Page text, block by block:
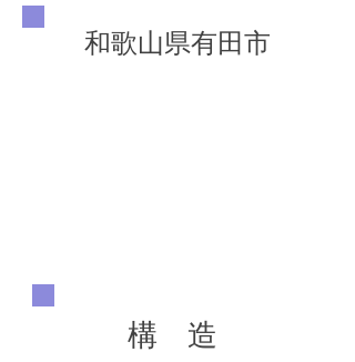
和歌山県有田市
構 造